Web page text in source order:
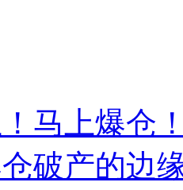
马上爆仓
破产的边